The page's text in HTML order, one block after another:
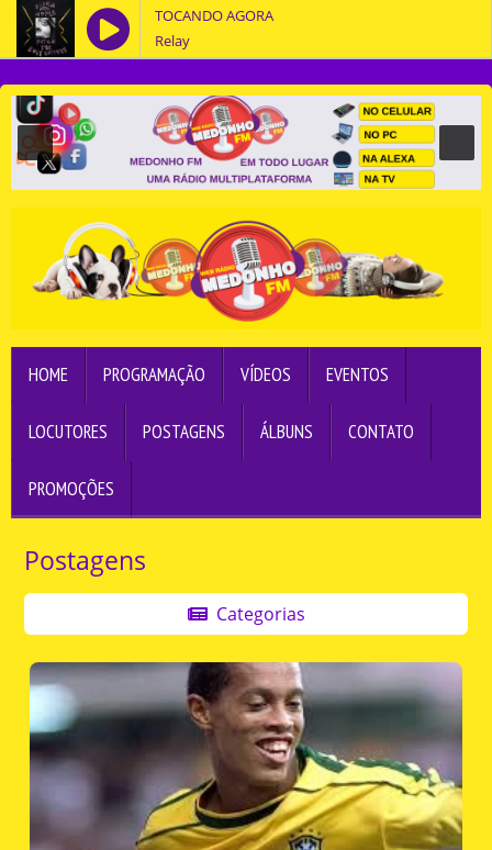
TOCANDO AGORA
Relay
HOME PROGRAMAÇÃO VÍDEOS EVENTOS
LOCUTORES POSTAGENS ÁLBUNS CONTATO
PROMOÇÕES
Postagens
Categorias